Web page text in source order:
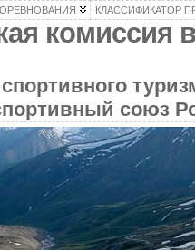
КЛАССИФИКАТОР
комиссия
союз